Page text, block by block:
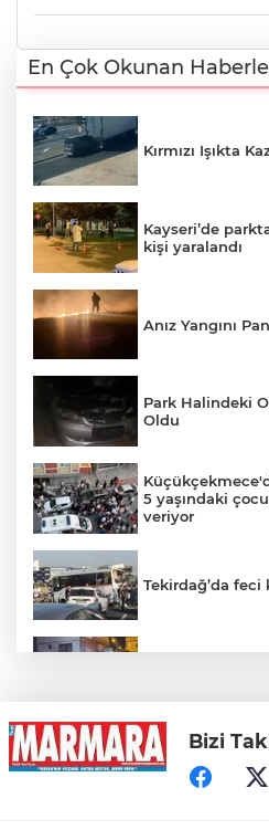
En Çok Okunan
Kırmızı Işıkta
Kayseri’de
kişi yaralandı
Anız Yangını
Park Halindeki
Oldu
5 yaşındaki
veriyor
Tekirdağ’da feci
Otomobil
Bizi